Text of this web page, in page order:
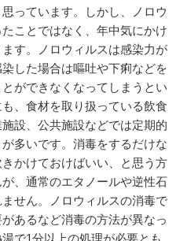
っています。しかし、ノロウ
ことではなく、年中気にかけ
す。ノロウィルスは感染力が
した場合は嘔吐や下痢などを
ができなくなってしまうとい
、食材を取り扱っている飲食
設、公共施設などでは定期的
多いです。消毒をするだけな
かけておけばいい、と思う方
、通常のエタノールや逆性石
せん。ノロウィルスの消毒で
あるなど消毒の方法が異なっ
で1分以上の処理が必要とも